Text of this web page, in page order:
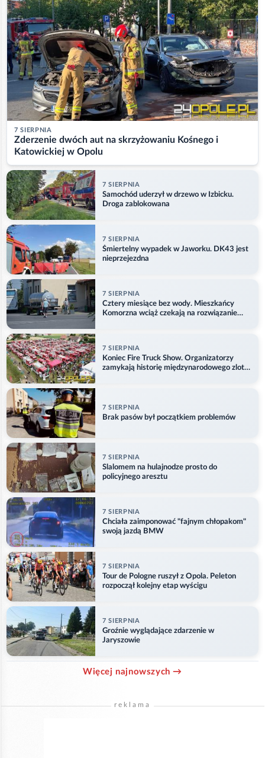
7 SIERPNIA
Zderzenie dwóch aut na skrzyżowaniu Kośnego i
Katowickiej w Opolu
7 SIERPNIA
Samochód uderzył w drzewo w Izbicku.
Droga zablokowana
7 SIERPNIA
Śmiertelny wypadek w Jaworku. DK43 jest
nieprzejezdna
7 SIERPNIA
Cztery miesiące bez wody. Mieszkańcy
Komorzna wciąż czekają na rozwiązanie
7 SIERPNIA
Koniec Fire Truck Show. Organizatorzy
zamykają historię międzynarodowego zlotu
7 SIERPNIA
Brak pasów był początkiem problemów
7 SIERPNIA
Slalomem na hulajnodze prosto do
policyjnego aresztu
7 SIERPNIA
Chciała zaimponować "fajnym chłopakom"
swoją jazdą BMW
7 SIERPNIA
Tour de Pologne ruszył z Opola. Peleton
rozpoczął kolejny etap wyścigu
7 SIERPNIA
Groźnie wyglądające zdarzenie w
Jaryszowie
Więcej najnowszych →
reklama